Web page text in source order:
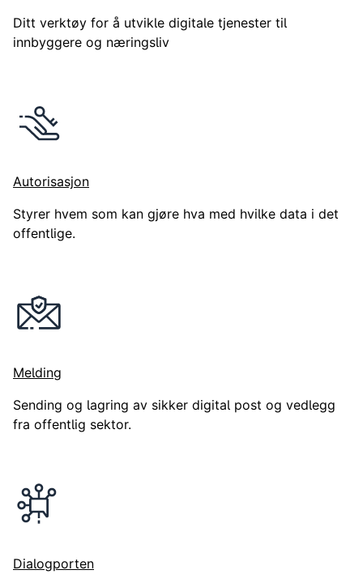
Ditt verktøy for å utvikle digitale tjenester til
innbyggere og næringsliv
Autorisasjon
Styrer hvem som kan gjøre hva med hvilke data i det
offentlige.
Melding
Sending og lagring av sikker digital post og vedlegg
fra offentlig sektor.
Dialogporten